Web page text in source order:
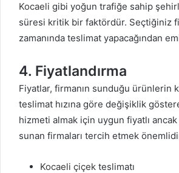
Kocaeli gibi yoğun trafiğe sahip
süresi kritik bir faktördür. Seçtiğiniz
zamanında teslimat yapacağından
4. Fiyatlandırma
Fiyatlar, firmanın sunduğu ürünlerin
teslimat hızına göre değişiklik
hizmeti almak için uygun fiyatlı
sunan firmaları tercih etmek
Kocaeli çiçek teslimatı